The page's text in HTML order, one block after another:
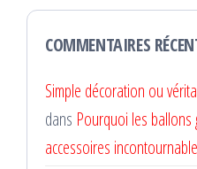
COMMENTAIRES
Simple décoration ou
dans Pourquoi les
accessoires